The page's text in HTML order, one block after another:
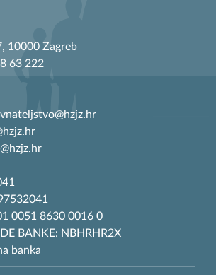
10000 Zagreb
63 222
0051 8630 0016 0
BANKE: NBHRHR2X
banka